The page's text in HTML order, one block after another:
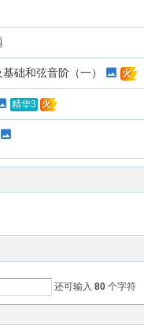
础和弦音阶（一） 火
精华3 火
还可输入 80 个字符